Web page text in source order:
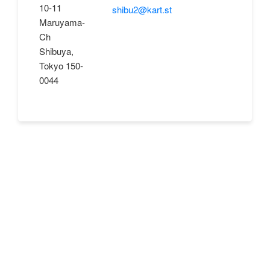
10-11
Maruyama-
Ch
Shibuya,
Tokyo 150-
0044
shibu2@kart.st